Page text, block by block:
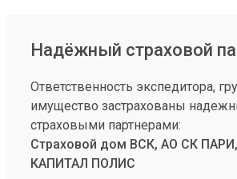
Надёжный страховой
Ответственность экспедитора,
имущество застрахованы
страховыми партнерами:
Страховой дом ВСК, АО СК
КАПИТАЛ ПОЛИС